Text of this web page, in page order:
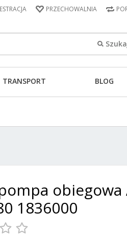
PRZECHOWALNIA
TRANSPORT BLOG
obiegowa
1836000